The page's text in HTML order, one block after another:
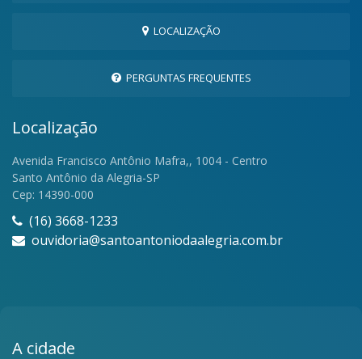
LOCALIZAÇÃO
PERGUNTAS FREQUENTES
Localização
Avenida Francisco Antônio Mafra,, 1004 - Centro
Santo Antônio da Alegria-SP
Cep: 14390-000
(16) 3668-1233
ouvidoria@santoantoniodaalegria.com.br
A cidade